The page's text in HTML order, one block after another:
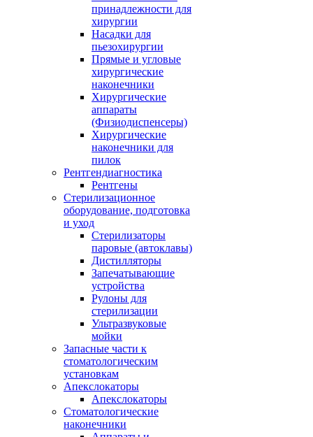
принадлежности для
хирургии
Насадки для
пьезохирургии
Прямые и угловые
хирургические
наконечники
Хирургические
аппараты
(Физиодиспенсеры)
Хирургические
наконечники для
пилок
Рентгендиагностика
Рентгены
Стерилизационное
оборудование, подготовка
и уход
Стерилизаторы
паровые (автоклавы)
Дистилляторы
Запечатывающие
устройства
Рулоны для
стерилизации
Ультразвуковые
мойки
Запасные части к
стоматологическим
установкам
Апекслокаторы
Апекслокаторы
Стоматологические
наконечники